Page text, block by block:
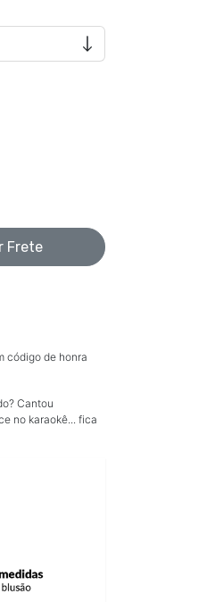
Frete
código de honra
Cantou
no karaokê... fica